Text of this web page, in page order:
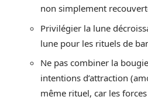
non simplement
Privilégier la lune
lune pour les rituels de
Ne pas combiner la
intentions d’attraction
même rituel, car les